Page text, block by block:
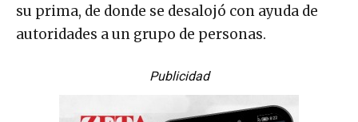
su prima, de donde se desalojó con ayuda de
autoridades a un grupo de personas.
Publicidad